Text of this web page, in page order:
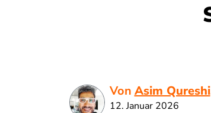
Von Asim Qureshi
12. Januar 2026